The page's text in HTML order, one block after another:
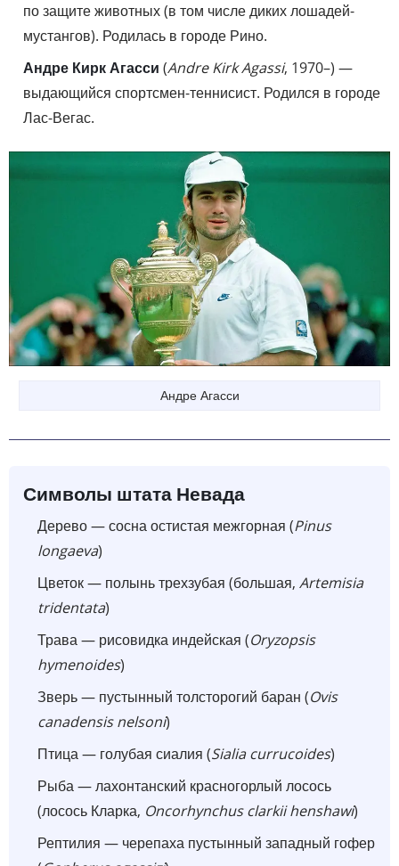
по защите животных (в том числе диких лошадей-
мустангов). Родилась в городе Рино.
Андре Кирк Агасси (Andre Kirk Agassi, 1970–) —
выдающийся спортсмен-теннисист. Родился в городе
Лас-Вегас.
Андре Агасси
Символы штата Невада
Дерево — сосна остистая межгорная (Pinus
longaeva)
Цветок — полынь трехзубая (большая, Artemisia
tridentata)
Трава — рисовидка индейская (Oryzopsis
hymenoides)
Зверь — пустынный толсторогий баран (Ovis
canadensis nelsoni)
Птица — голубая сиалия (Sialia currucoides)
Рыба — лахонтанский красногорлый лосось
(лосось Кларка, Oncorhynchus clarkii henshawi)
Рептилия — черепаха пустынный западный гофер